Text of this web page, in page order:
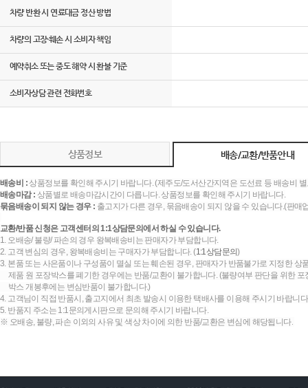
차량 반환 시 연료대금 정산 방법
차량의 고장·훼손 시 소비자 책임
예약취소 또는 중도 해약 시 환불 기준
소비자상담 관련 전화번호
상품정보 배송/교환/반품안내
배송비 :상품정보를 확인해 주시기 바랍니다. (제주도/도서산간지역은 도선료 등 배송비
배송마감 : 상품별로 배송마감시간이 다릅니다. 상품정보를 확인해 주시기 바랍니다.
묶음배송이 되지 않는 경우 : 출고지가 다른 경우, 묶음배송이 되지 않을 수 있습니다.(판
교환/반품 신청은 고객센터의 1:1상담문의에서 하실 수 있습니다.
1. 오배송/ 불량/ 파손의 경우 왕복배송비는 판매자가 부담합니다.
2. 고객 변심의 경우, 왕복배송비는 구매자가 부담합니다. (1:1상담문의)
3. 본품 또는 사은품이나 구성품이 멸실 또는 훼손된 경우, 판매자가 반품불가로 지정한 상
제품 원 포장박스를 폐기한 경우에는 반품/교환이 불가합니다. (불량여부 판단을 위한
박스 개봉후에는 변심반품이 불가합니다.)
4. 고객님이 직접 반품시, 출고지에서 최초 발송시 이용한 택배사를 이용해 주시기 바랍니
5. 반품지 주소는 1:1문의게시판으로 문의해 주시기 바랍니다.
※ 오배송, 불량, 파손 이외의 사유 및 색상 차이에 의한 반품/교환은 변심에 해당됩니다.